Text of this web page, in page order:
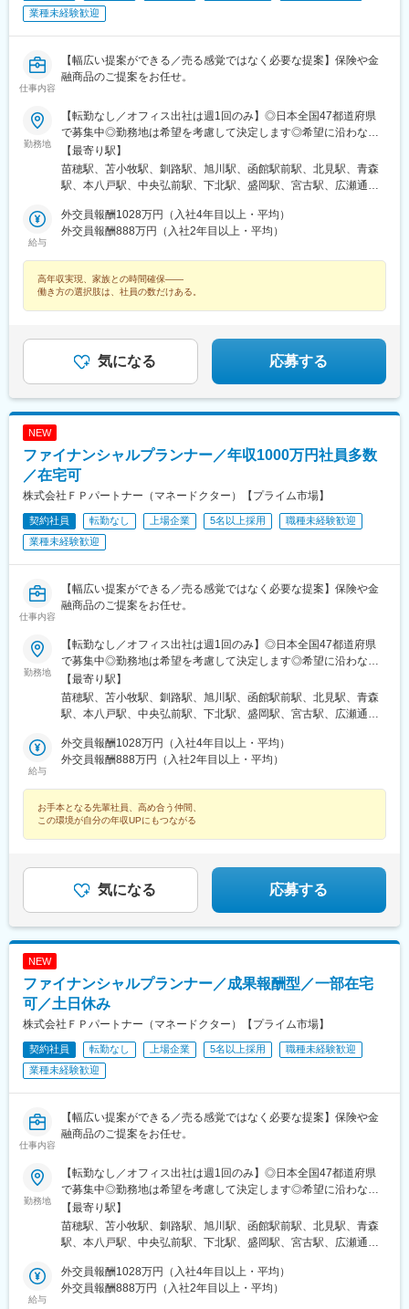
駅、駅東公園前駅、前橋駅、西武秩父駅、栄町駅(千葉県)、成田
高島駅、大庭駅、新富町駅(富山県)、福井城址大名町駅、遠州病院
駅、駅前大通駅、栄町駅(愛知県)、あすなろう四日市駅、石場駅、
時計前駅、山陽姫路駅、岡山駅、稲荷町駅(広島県)、中電前駅、眉
山ロープウェイ山麓駅、高松築港駅、堀詰駅、西小倉駅、東中間
駅、花畑駅、原爆資料館駅、中佐世保駅、通町筋駅、加治屋町
駅、牧志駅、市役所前駅(北海道)、勾当台公園駅、宮城野通駅、宇
都宮駅東口駅、秩父駅、千葉中央駅、東海神駅、神保町駅、湯島
駅、小伝馬町駅、仲御徒町駅、奥沢駅、立川南駅、秋葉原駅、日
ノ出町駅、横浜駅、桜木町駅、桜橋駅(富山県)、福井駅、新浜松
駅、新豊橋駅、栄駅(愛知県)、大津駅、丸太町駅(京都市営)、四ツ
橋駅、大阪梅田駅(阪神線)、神戸三宮駅(阪急・神戸高速)、田町駅
ナルビル前駅、平和通駅、大橋駅(長崎県)、佐世保駅、九品寺交差
点駅、甲東中学校前駅、県庁前駅(沖縄県)
業種未経験歓迎
仕事内容
【幅広い提案ができる／売る感覚ではなく必要な提案】保険や金
融商品のご提案をお任せ。
勤務地
【転勤なし／オフィス出社は週1回のみ】◎日本全国47都道府県
で募集中◎勤務地は希望を考慮して決定します◎希望に沿わない
転勤はありません＜本社＞■東京都台東区浅草橋1-1-8 FP浅草橋ビ
ル・JR中央・総武線『浅草橋駅』西口出口より徒歩約2分・都営
地下鉄浅草線『浅草橋駅』A2出口より徒歩約3分・JR総武線快速
禁煙）▼勤務地の詳細は以下をご確認ください
【最寄り駅】
苗穂駅、苫小牧駅、釧路駅、旭川駅、函館駅前駅、北見駅、青森
駅、本八戸駅、中央弘前駅、下北駅、盛岡駅、宮古駅、広瀬通
駅、南長井駅、さくらんぼ東根駅、郡山駅(福島県)、いわき駅、福
島駅(福島県)、小見川駅、つくば駅、偕楽園駅、東宿郷駅、小山
公園駅、京成成田駅、海浜幕張駅、船橋駅、柏駅、水道橋駅、末
広町駅(東京都)、馬喰町駅、吉祥寺駅、町田駅、自由が丘駅、立川
い駅、新潟駅、長岡駅、西新発田駅、春日山駅、甲府駅、市役所
前駅(長野県)、信濃荒井駅、電気ビル前駅、北鉄金沢駅、仁愛女子
高校駅、敦賀駅、西岐阜駅、高山駅、多治見駅、新静岡駅、富士
駅、第一通り駅、駅前駅、久屋大通駅、尾張一宮駅、津新町駅、
近鉄四日市駅、草津駅(滋賀県)、彦根駅、島ノ関駅、烏丸御池駅、
駅、手柄駅、新大宮駅、和歌山市駅、鳥取駅、松江駅、電鉄出雲
市駅、岡山駅前駅、銀山町駅、福山駅、袋町駅、新山口駅、徳山
駅、徳島駅、阿南駅、片原町駅(香川県)、松山市駅、丸亀駅、はり
まや橋駅、博多駅、小倉駅(福岡県)、東比恵駅、通谷駅、西鉄久留
米駅、佐賀駅、平和公園駅、佐世保中央駅、水道町駅、大分駅、
中津駅(大分県)、宮崎駅、高見馬場駅、隼人駅、美栄橋駅、バスセ
ンター前駅、函館駅、弘前駅、青葉通一番町駅、愛宕橋駅、長井
駅、駅東公園前駅、前橋駅、西武秩父駅、栄町駅(千葉県)、成田
駅、立川北駅、八王子駅、神田駅(東京都)、石川町駅、関内駅、新
高島駅、大庭駅、新富町駅(富山県)、福井城址大名町駅、遠州病院
京都市役所前駅、心斎橋駅、東梅田駅、元町駅(兵庫県)、三宮・花
時計前駅、山陽姫路駅、岡山駅、稲荷町駅(広島県)、中電前駅、眉
山ロープウェイ山麓駅、高松築港駅、堀詰駅、西小倉駅、東中間
駅、花畑駅、原爆資料館駅、中佐世保駅、通町筋駅、加治屋町
駅、牧志駅、市役所前駅(北海道)、勾当台公園駅、宮城野通駅、宇
駅、小伝馬町駅、仲御徒町駅、奥沢駅、立川南駅、秋葉原駅、日
ノ出町駅、横浜駅、桜木町駅、桜橋駅(富山県)、福井駅、新浜松
橋駅、大阪梅田駅(阪神線)、神戸三宮駅(阪急・神戸高速)、田町駅
(岡山県)、松川町駅、本通駅、瓦町駅、南堀端駅、デンテツターミ
ナルビル前駅、平和通駅、大橋駅(長崎県)、佐世保駅、九品寺交差
点駅、甲東中学校前駅、県庁前駅(沖縄県)
給与
外交員報酬1028万円（入社4年目以上・平均）
外交員報酬888万円（入社2年目以上・平均）
高年収実現、家族との時間確保――
働き方の選択肢は、社員の数だけある。
気になる 応募する
NEW
ファイナンシャルプランナー／年収1000万円社員多数
／在宅可
株式会社ＦＰパートナー（マネードクター）【プライム市場】
契約社員 転勤なし 上場企業 5名以上採用
職種未経験歓迎
業種未経験歓迎
仕事内容
【幅広い提案ができる／売る感覚ではなく必要な提案】保険や金
融商品のご提案をお任せ。
勤務地
【転勤なし／オフィス出社は週1回のみ】◎日本全国47都道府県
で募集中◎勤務地は希望を考慮して決定します◎希望に沿わない
転勤はありません＜本社＞■東京都台東区浅草橋1-1-8 FP浅草橋ビ
ル・JR中央・総武線『浅草橋駅』西口出口より徒歩約2分・都営
地下鉄浅草線『浅草橋駅』A2出口より徒歩約3分・JR総武線快速
禁煙）▼勤務地の詳細は以下をご確認ください
【最寄り駅】
苗穂駅、苫小牧駅、釧路駅、旭川駅、函館駅前駅、北見駅、青森
駅、本八戸駅、中央弘前駅、下北駅、盛岡駅、宮古駅、広瀬通
駅、南長井駅、さくらんぼ東根駅、郡山駅(福島県)、いわき駅、福
島駅(福島県)、小見川駅、つくば駅、偕楽園駅、東宿郷駅、小山
公園駅、京成成田駅、海浜幕張駅、船橋駅、柏駅、水道橋駅、末
広町駅(東京都)、馬喰町駅、吉祥寺駅、町田駅、自由が丘駅、立川
い駅、新潟駅、長岡駅、西新発田駅、春日山駅、甲府駅、市役所
前駅(長野県)、信濃荒井駅、電気ビル前駅、北鉄金沢駅、仁愛女子
高校駅、敦賀駅、西岐阜駅、高山駅、多治見駅、新静岡駅、富士
駅、第一通り駅、駅前駅、久屋大通駅、尾張一宮駅、津新町駅、
近鉄四日市駅、草津駅(滋賀県)、彦根駅、島ノ関駅、烏丸御池駅、
駅、手柄駅、新大宮駅、和歌山市駅、鳥取駅、松江駅、電鉄出雲
市駅、岡山駅前駅、銀山町駅、福山駅、袋町駅、新山口駅、徳山
駅、徳島駅、阿南駅、片原町駅(香川県)、松山市駅、丸亀駅、はり
まや橋駅、博多駅、小倉駅(福岡県)、東比恵駅、通谷駅、西鉄久留
米駅、佐賀駅、平和公園駅、佐世保中央駅、水道町駅、大分駅、
中津駅(大分県)、宮崎駅、高見馬場駅、隼人駅、美栄橋駅、バスセ
ンター前駅、函館駅、弘前駅、青葉通一番町駅、愛宕橋駅、長井
駅、駅東公園前駅、前橋駅、西武秩父駅、栄町駅(千葉県)、成田
駅、立川北駅、八王子駅、神田駅(東京都)、石川町駅、関内駅、新
高島駅、大庭駅、新富町駅(富山県)、福井城址大名町駅、遠州病院
京都市役所前駅、心斎橋駅、東梅田駅、元町駅(兵庫県)、三宮・花
時計前駅、山陽姫路駅、岡山駅、稲荷町駅(広島県)、中電前駅、眉
山ロープウェイ山麓駅、高松築港駅、堀詰駅、西小倉駅、東中間
駅、花畑駅、原爆資料館駅、中佐世保駅、通町筋駅、加治屋町
駅、牧志駅、市役所前駅(北海道)、勾当台公園駅、宮城野通駅、宇
駅、小伝馬町駅、仲御徒町駅、奥沢駅、立川南駅、秋葉原駅、日
ノ出町駅、横浜駅、桜木町駅、桜橋駅(富山県)、福井駅、新浜松
給与
外交員報酬1028万円（入社4年目以上・平均）
外交員報酬888万円（入社2年目以上・平均）
お手本となる先輩社員、高め合う仲間、
この環境が自分の年収UPにもつながる
気になる 応募する
NEW
ファイナンシャルプランナー／成果報酬型／一部在宅
可／土日休み
株式会社ＦＰパートナー（マネードクター）【プライム市場】
契約社員 転勤なし 上場企業 5名以上採用
職種未経験歓迎
業種未経験歓迎
仕事内容
【幅広い提案ができる／売る感覚ではなく必要な提案】保険や金
融商品のご提案をお任せ。
勤務地
【転勤なし／オフィス出社は週1回のみ】◎日本全国47都道府県
で募集中◎勤務地は希望を考慮して決定します◎希望に沿わない
転勤はありません＜本社＞■東京都台東区浅草橋1-1-8 FP浅草橋ビ
ル・JR中央・総武線『浅草橋駅』西口出口より徒歩約2分・都営
地下鉄浅草線『浅草橋駅』A2出口より徒歩約3分・JR総武線快速
禁煙）▼勤務地の詳細は以下をご確認ください
【最寄り駅】
苗穂駅、苫小牧駅、釧路駅、旭川駅、函館駅前駅、北見駅、青森
駅、本八戸駅、中央弘前駅、下北駅、盛岡駅、宮古駅、広瀬通
駅、南長井駅、さくらんぼ東根駅、郡山駅(福島県)、いわき駅、福
島駅(福島県)、小見川駅、つくば駅、偕楽園駅、東宿郷駅、小山
給与
外交員報酬1028万円（入社4年目以上・平均）
外交員報酬888万円（入社2年目以上・平均）